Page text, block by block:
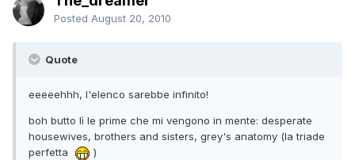
Posted August 20, 2010
Quote
eeeeehhh, l'elenco sarebbe infinito!
boh butto lì le prime che mi vengono in mente: desperate
housewives, brothers and sisters, grey's anatomy (la triade
perfetta
)